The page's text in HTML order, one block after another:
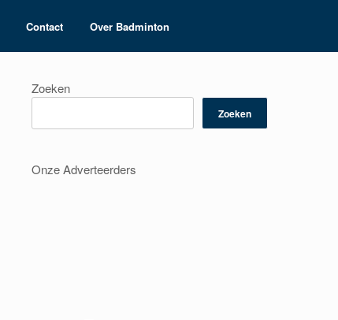
Contact Over Badminton
Zoeken
Zoeken
Onze Adverteerders